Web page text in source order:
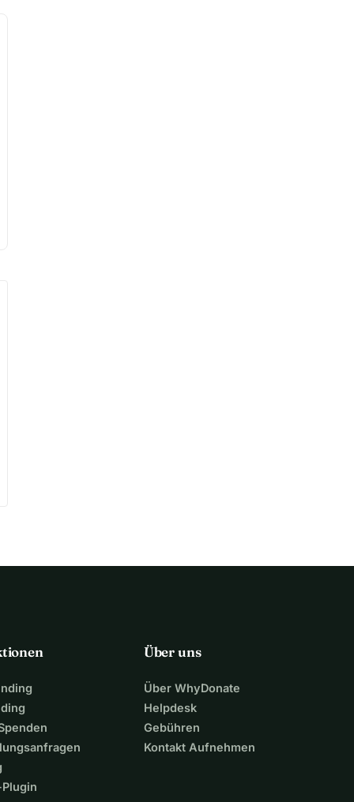
Über uns
Über WhyDonate
Helpdesk
Gebühren
Kontakt Aufnehmen